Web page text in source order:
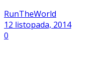
RunTheWorld
12 listopada, 2014
0